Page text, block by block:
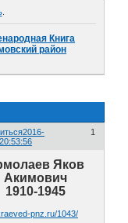
.
Книга
район
1
2016-
Яков
Акимович
1910-1945
pnz.ru/1043/